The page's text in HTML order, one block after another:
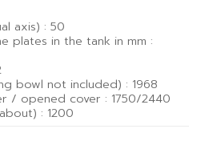
axis) : 50
plates in the tank in mm :
bowl not included) : 1968
/ opened cover : 1750/2440
: 1200